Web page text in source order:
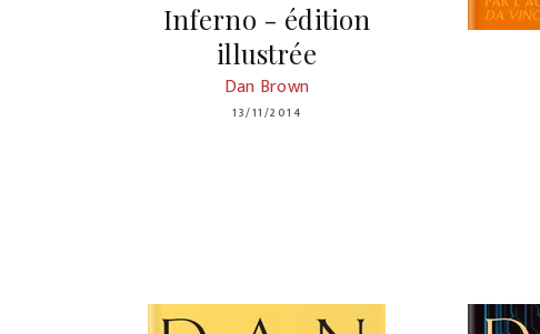
Inferno - édition
illustrée
Dan Brown
13/11/2014